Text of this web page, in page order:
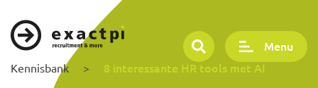
Menu
Kennisbank > 8 interessante HR tools met AI